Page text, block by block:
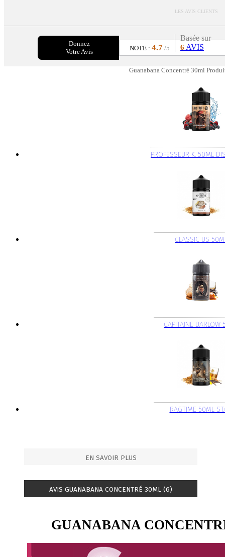
LES AVIS CLIENTS
Donnez
Votre Avis
NOTE : 4.7 /5
Basée sur
6 AVIS
Guanabana Concentré 30ml
PROFESSEUR K. 50ML
CLASSIC US
CAPITAINE BARLOW
RAGTIME 50ML
EN SAVOIR PLUS
AVIS GUANABANA CONCENTRÉ 30ML (6)
GUANABANA